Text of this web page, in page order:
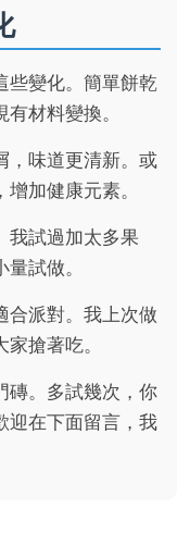
些變化。簡單餅乾
材料變換。
，味道更清新。或
加健康元素。
我試過加太多果
試做。
合派對。我上次做
搶著吃。
磚。多試幾次，你
迎在下面留言，我